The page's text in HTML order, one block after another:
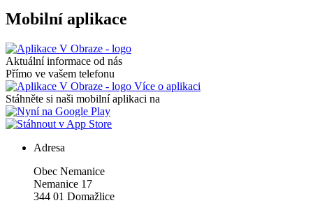
Mobilní aplikace
Aktuální informace od nás
Přímo ve vašem telefonu
Více o aplikaci
Stáhněte si naši mobilní aplikaci na
Adresa
Obec Nemanice
Nemanice 17
344 01 Domažlice